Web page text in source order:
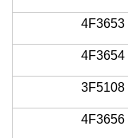
4F3653
4F3654
3F5108
4F3656